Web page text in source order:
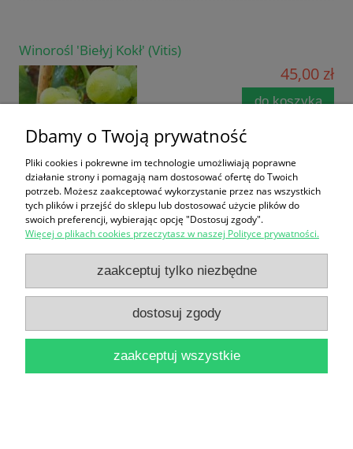
Winorośl 'Biełyj Kokł' (Vitis)
45,00 zł
do koszyka
Winorośl 'Sfinks' (Vitis)
do koszyka
Dbamy o Twoją prywatność
Pliki cookies i pokrewne im technologie umożliwiają poprawne
działanie strony i pomagają nam dostosować ofertę do Twoich
potrzeb. Możesz zaakceptować wykorzystanie przez nas wszystkich
tych plików i przejść do sklepu lub dostosować użycie plików do
swoich preferencji, wybierając opcję "Dostosuj zgody".
Więcej o plikach cookies przeczytasz w naszej Polityce prywatności.
zaakceptuj tylko niezbędne
dostosuj zgody
zaakceptuj wszystkie